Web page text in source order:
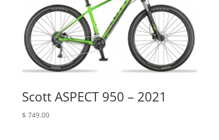
Scott ASPECT 950 – 2021
$ 749.00